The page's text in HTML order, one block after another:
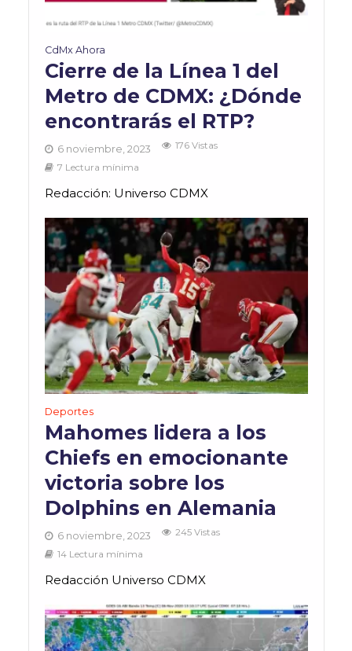
CdMx Ahora
Cierre de la Línea 1 del
Metro de CDMX: ¿Dónde
encontrarás el RTP?
6 noviembre, 2023
176 Vistas
7 Lectura mínima
Redacción: Universo CDMX
Deportes
Mahomes lidera a los
Chiefs en emocionante
victoria sobre los
Dolphins en Alemania
6 noviembre, 2023
245 Vistas
14 Lectura mínima
Redacción Universo CDMX